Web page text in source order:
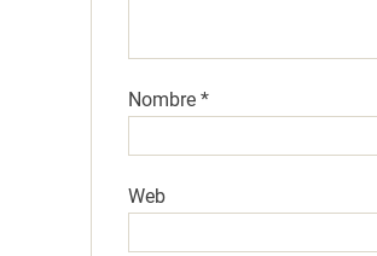
Nombre *
Web